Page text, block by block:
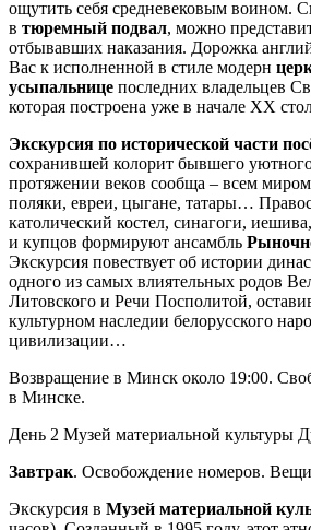
ощутить себя средневековым воином.
в тюремный подвал, можно
отбывавших наказания. Дорожка
Вас к исполненной в стиле модерн
усыпальнице последних владельцев
которая построена уже в начале XX
Экскурсия по исторической части
сохранившей колорит бывшего уютного
протяжении веков сообща – всем
поляки, евреи, цыгане, татары…
католический костел, синагоги,
и купцов формируют ансамбль
Экскурсия повествует об истории
одного из самых влиятельных родов
Литовского и Речи Посполитой,
культурном наследии белорусского
цивилизации…
Возвращение в Минск около 19:00.
в Минске.
День 2 Музей материальной культуры
Завтрак. Освобождение номеров. Вещи
Экскурсия в Музей материальной